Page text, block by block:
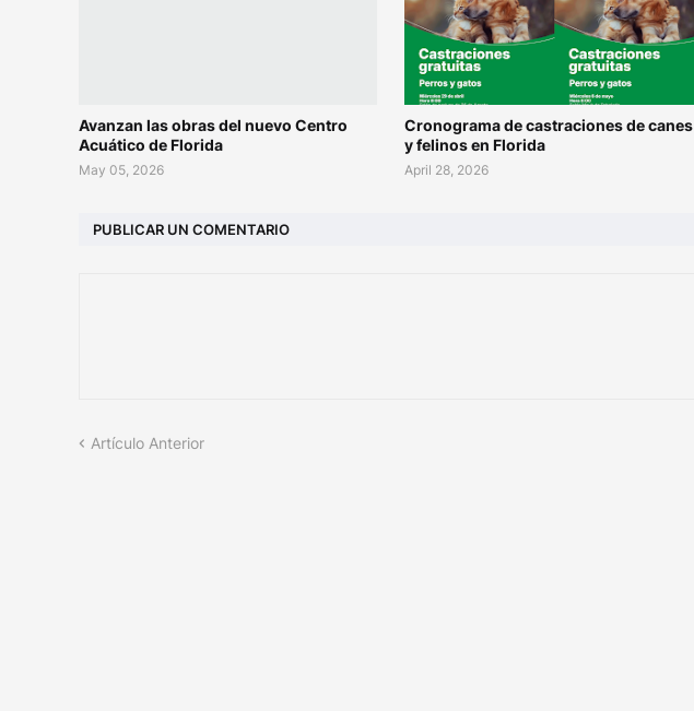
Avanzan las obras del nuevo Centro
Acuático de Florida
May 05, 2026
Cronograma de castraciones de canes
y felinos en Florida
April 28, 2026
PUBLICAR UN COMENTARIO
Artículo Anterior